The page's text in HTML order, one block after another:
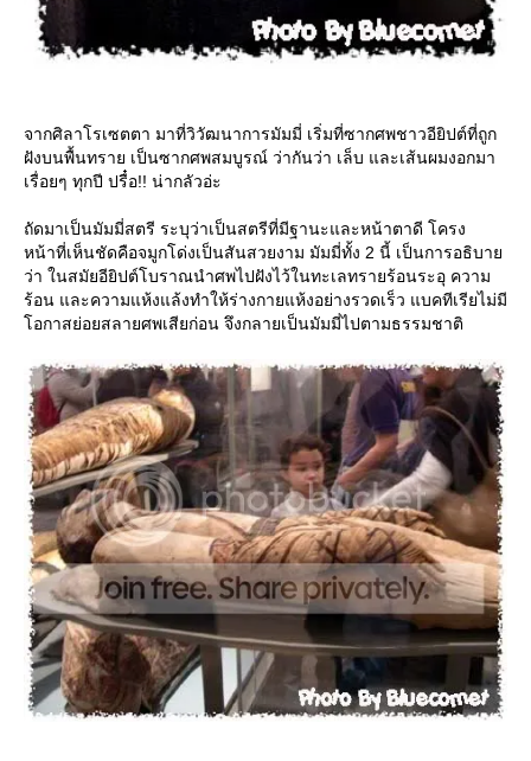
จากศิลาโรเซตตา มาที่วิวัฒนาการมัมมี่ เริ่มที่ซากศพชาวอียิปต์ที่ถูก
ฝังบนพื้นทราย เป็นซากศพสมบูรณ์ ว่ากันว่า เล็บ และเส้นผมงอกมา
เรื่อยๆ ทุกปี ปรื๋อ!! น่ากลัวอ่ะ
ถัดมาเป็นมัมมี่สตรี ระบุว่าเป็นสตรีที่มีฐานะและหน้าตาดี โครง
หน้าที่เห็นชัดคือจมูกโด่งเป็นสันสวยงาม มัมมี่ทั้ง 2 นี้ เป็นการอธิบา
ว่า ในสมัยอียิปต์โบราณนำศพไปฝังไว้ในทะเลทรายร้อนระอุ ความ
ร้อน และความแห้งแล้งทำให้ร่างกายแห้งอย่างรวดเร็ว แบคทีเรียไม่มี
อกาสย่อยสลายศพเสียก่อน จึงกลายเป็นมัมมี่ไปตามธรรมชาติ